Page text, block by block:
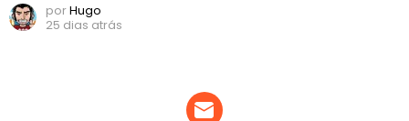
porHugo
25 dias atrás